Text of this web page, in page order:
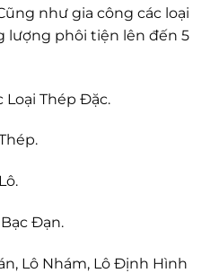
như gia công các loại
lượng phôi tiện lên đến 5
Loại Thép Đặc.
Đạn.
Lô Nhám, Lô Định Hình